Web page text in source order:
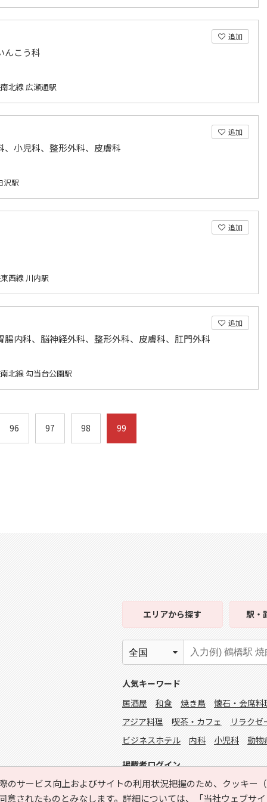
追加
んこう科
北線 広瀬通駅
追加
小児科、整形外科、皮膚科
沢駅
追加
西線 川内駅
追加
内科、脳神経外科、整形外科、皮膚科、肛門外科
北線 勾当台公園駅
96 97 98 99
のサービス向上およびサイトの利用状況把握のため、クッキー
されたものとみなします。詳細については、
「当社ウェブサ
エリアから探す 駅・
人気キーワード
居酒屋
和食 焼き鳥 懐石・会席料
アジア料理
喫茶・カフェ リラクゼ
ビジネスホテル
内科 小児科 動物
掲載者ログイン